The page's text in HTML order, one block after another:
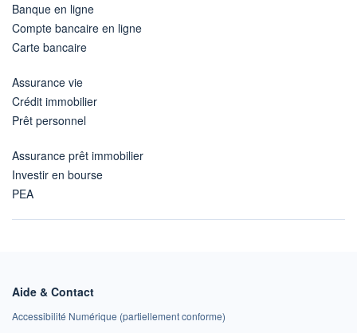
Banque en ligne
Compte bancaire en ligne
Carte bancaire
Assurance vie
Crédit immobilier
Prêt personnel
Assurance prêt immobilier
Investir en bourse
PEA
Aide & Contact
Accessibilité Numérique (partiellement conforme)